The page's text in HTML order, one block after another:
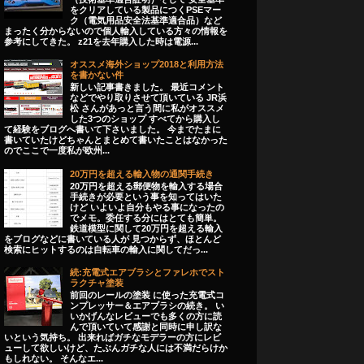
をクリアしている製品につくPSEマー
ク（電気用品安全法基準適合品）など
まったく分からないので個人輸入している方々の情報を
参考にしてきた。 z21を去年購入した時は電源...
オススメ海外ショップ2018と利用方法
を書かない件
新しい記事書きました。 最近コメント
などでやり取りさせて頂いている JR浜
松 さんがあっと言う間に私がオススメ
した3つのショップ すべてから購入し
て経験をブログへ書いて下さいました。 今までたまに
書いていたけどちゃんとまとめて書いたことはなかった
のでここで一度私が欧州...
20万円を超える輸入物の通関手続き
20万円を超える郵便物を輸入する場合
手続きが必要という事を知ってはいた
けど いよいよ自分もやる事になったの
でメモ。委任する分にはとても簡単。
鉄道模型に関して20万円を超える輸入
をブログなどに書いている人が 見つからず、ほとんど
検索にヒットするのは自転車の輸入に関してだっ...
続:充電式エアブラシとファレホでスト
ラクチャ塗装
前回のレールの塗装 に使った充電式コ
ンプレッサー＆エアブラシの続き。 い
いかげんなレビューでも多くの方に読
んで頂いていて感謝と同時に申し訳な
いという気持ち。 出来ればガチなモデラーの方にレビ
ューして欲しいけど、たぶんガチな人には不満だらけか
もしれない。 そんなエ...